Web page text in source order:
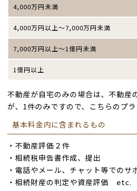
4,000万円未満
4,000万円以上～7,000万円未満
7,000万円以上～1億円未満
1億円以上
不動産が自宅のみの場合は、不動産
が、1件のみですので、こちらのプラ
基本料金内に含まれるもの
・不動産評価２件
・相続税申告書作成、提出
・電話やメール、チャット等でのサ
・相続財産の判定や資産評価 etc.